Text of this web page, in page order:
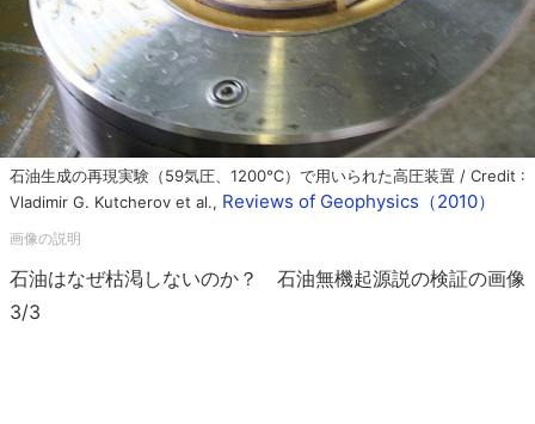
石油生成の再現実験（59気圧、1200℃）で用いられた高圧装置 / Credit :
Vladimir G. Kutcherov et al., Reviews of Geophysics（2010）
石油はなぜ枯渇しないのか？ 石油無機起源説の検証の画像
3/3